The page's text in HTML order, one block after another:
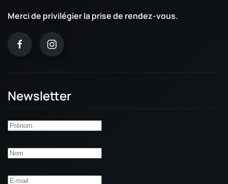
Merci de privilégier la prise de rendez-vous.
Newsletter